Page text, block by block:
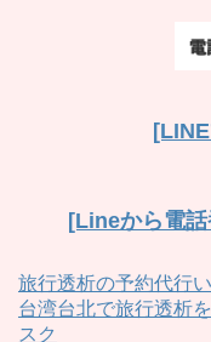
[Lineから電
旅行透析の予約代行
台湾台北で旅行透析
スク